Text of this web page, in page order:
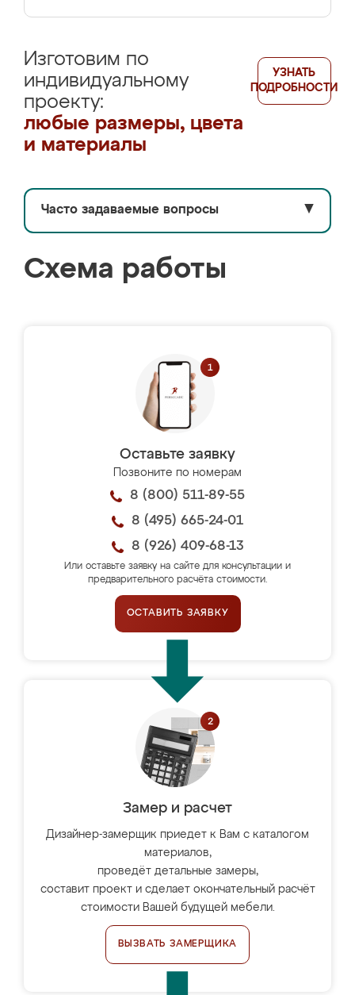
Изготовим по
индивидуальному
проекту:
любые размеры, цвета
и материалы
УЗНАТЬ
ПОДРОБНОСТИ
Часто задаваемые вопросы ▼
Схема работы
Оставьте заявку
Позвоните по номерам
8 (800) 511-89-55
8 (495) 665-24-01
8 (926) 409-68-13
Или оставьте заявку на сайте для консультации и
предварительного расчёта стоимости.
ОСТАВИТЬ ЗАЯВКУ
Замер и расчет
Дизайнер-замерщик приедет к Вам с каталогом
материалов,
проведёт детальные замеры,
составит проект и сделает окончательный расчёт
стоимости Вашей будущей мебели.
ВЫЗВАТЬ ЗАМЕРЩИКА